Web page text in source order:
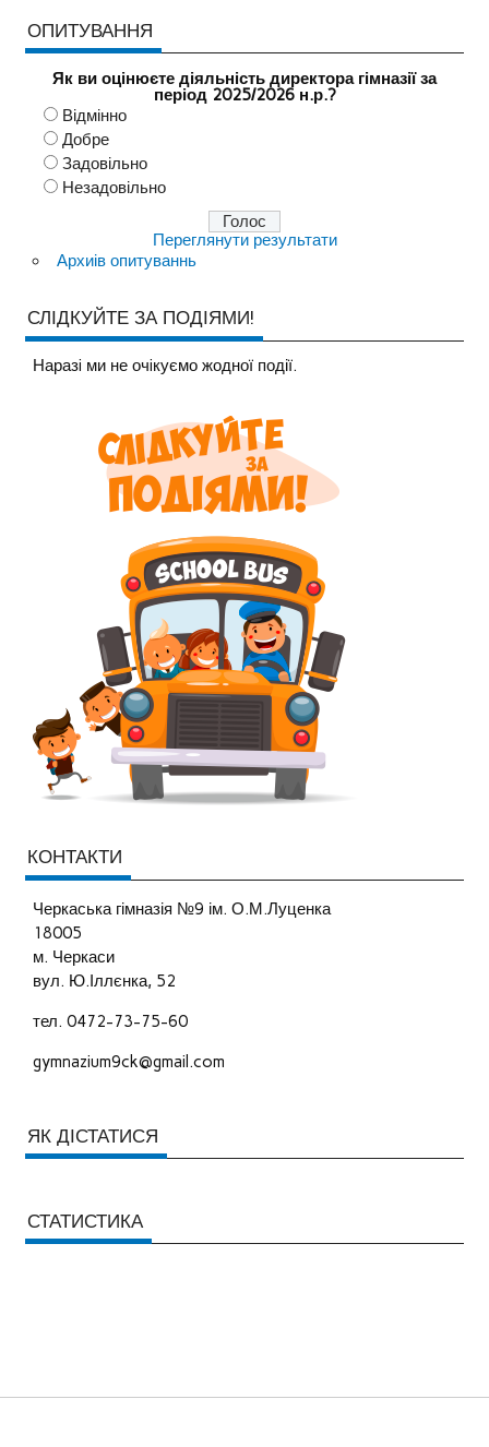
ОПИТУВАННЯ
Як ви оцінюєте діяльність директора гімназії за
період 2025/2026 н.р.?
Відмінно
Добре
Задовільно
Незадовільно
Переглянути результати
Архиів опитуваннь
СЛІДКУЙТЕ ЗА ПОДІЯМИ!
Наразi ми не очiкуємо жодної події.
КОНТАКТИ
Черкаська гімназія №9 ім. О.М.Луценка
18005
м. Черкаси
вул. Ю.Іллєнка, 52
тел. 0472-73-75-60
gymnazium9ck@gmail.com
ЯК ДІСТАТИСЯ
СТАТИСТИКА